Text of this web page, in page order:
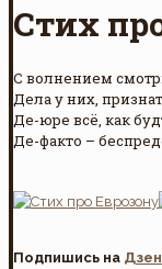
Стих
С волнением
Дела у них,
Де-юре всё, как
Де-факто –
Подпишись на Дзен